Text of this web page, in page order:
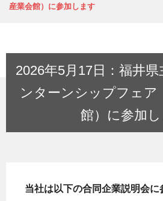
産業会館）に参加します
2026年5月17日：福井
ンターンシップフェア
館）に参加
当社は以下の合同企業説明会に